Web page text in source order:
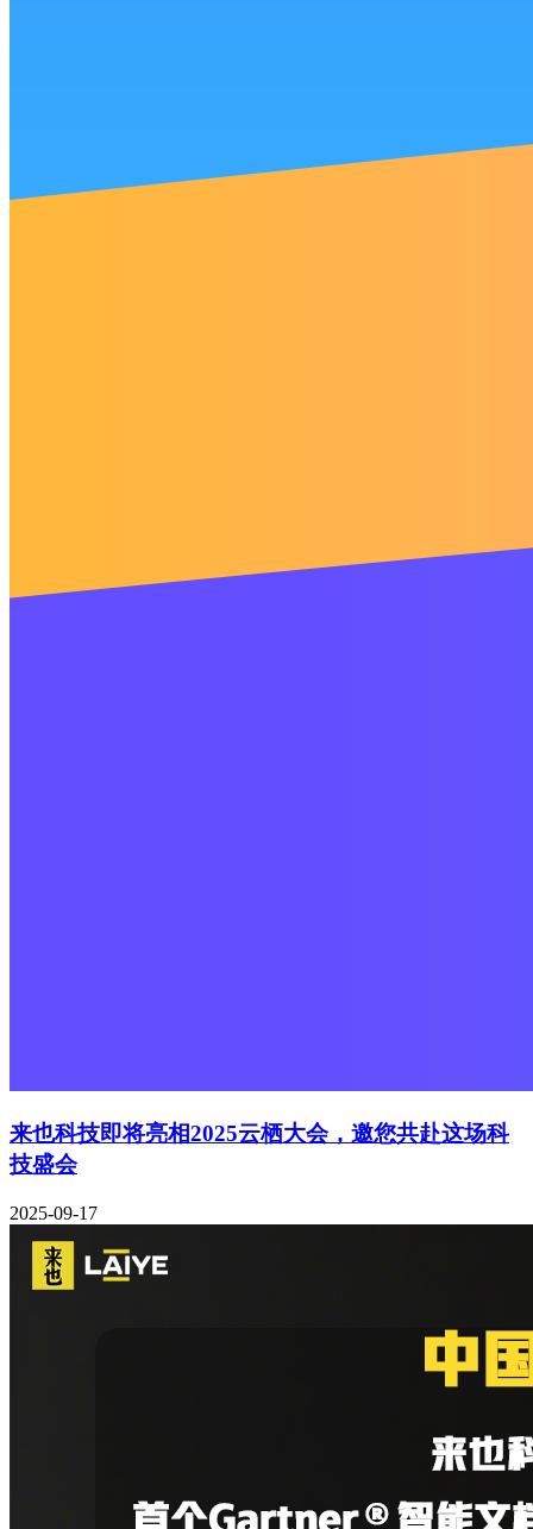
来也科技即将亮相2025云栖大会，邀您共赴这场科
技盛会
2025-09-17